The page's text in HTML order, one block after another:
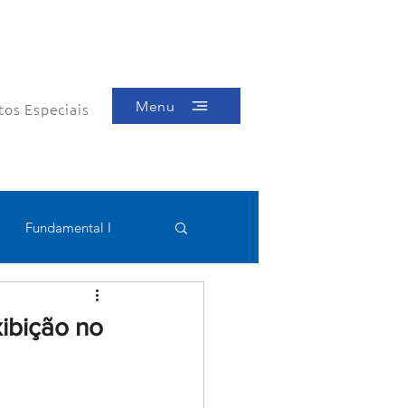
Especiais Menu
Fundamental I
no